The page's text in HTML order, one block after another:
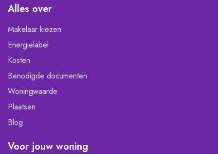
Alles over
Makelaar kiezen
Energielabel
Kosten
Benodigde documenten
Woningwaarde
Plaatsen
Blog
Voor jouw woning